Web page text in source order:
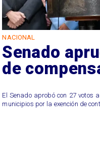
NACIONAL
Senado
de
El Senado aprobó con 27 votos
municipios por la exención de